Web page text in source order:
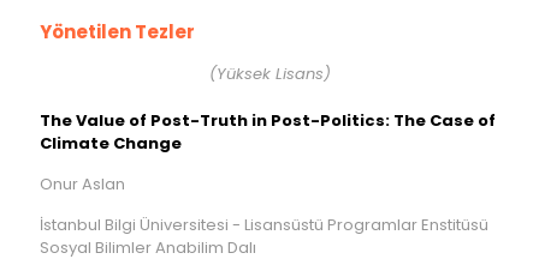
Yönetilen Tezler
(Yüksek Lisans)
The Value of Post-Truth in Post-Politics: The Case of
Climate Change
Onur Aslan
İstanbul Bilgi Üniversitesi - Lisansüstü Programlar Enstitüsü
Sosyal Bilimler Anabilim Dalı